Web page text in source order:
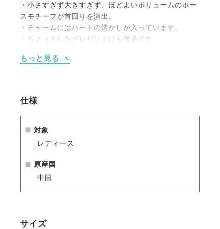
・小さすぎず大きすぎず、ほどよいボリュームのホー
スモチーフが首回りを演出。
・チャームにはハートの透かしが入っています。
・ちょっとしたプレゼントにも最適です。
もっと見る
仕様
対象
レディース
原産国
中国
サイズ